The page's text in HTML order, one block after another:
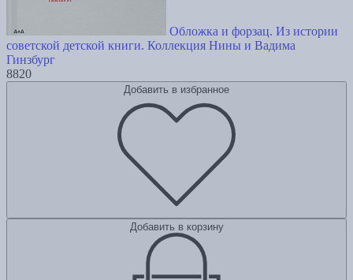
Обложка и форзац. Из истории
советской детской книги. Коллекция Нины и Вадима
Гинзбург
8820
Добавить в избранное
Добавить в корзину